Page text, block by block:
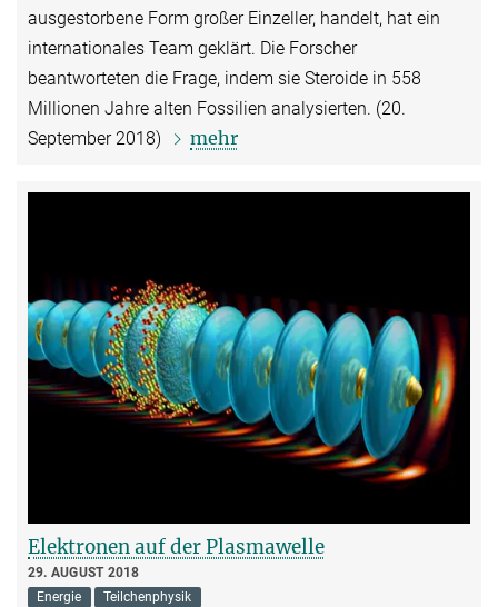
ausgestorbene Form großer Einzeller, handelt, hat ein
internationales Team geklärt. Die Forscher
beantworteten die Frage, indem sie Steroide in 558
Millionen Jahre alten Fossilien analysierten. (20.
September 2018)
mehr
Elektronen auf der Plasmawelle
29. AUGUST 2018
Energie
Teilchenphysik